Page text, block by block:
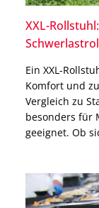
XXL-
Ein XXL-
Komfort und
Vergleich zu
besonders für
geeignet. Ob
große
breiten